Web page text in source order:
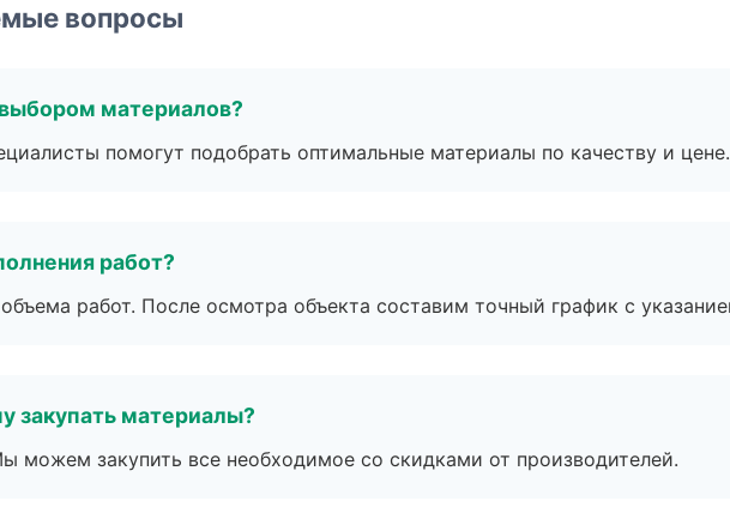
вопросы
материалов?
помогут подобрать оптимальные материалы по качеству и цене.
работ?
работ. После осмотра объекта составим точный график с
закупать материалы?
можем закупить все необходимое со скидками от производителей.